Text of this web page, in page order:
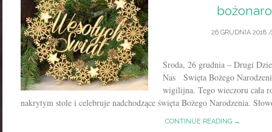
26 GRUDNIA 2018
Środa, 26 grudnia – Drugi
Nas Święta Bożego
wigilijna. Tego wieczoru cała
nakrytym stole i celebruje nadchodzące święta Bożego Narodzenia.
CONTINUE READING →